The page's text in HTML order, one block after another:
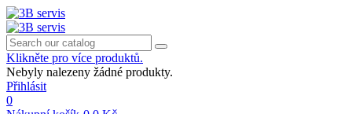
Klikněte pro více produktů.
Nebyly nalezeny žádné produkty.
Přihlásit
0